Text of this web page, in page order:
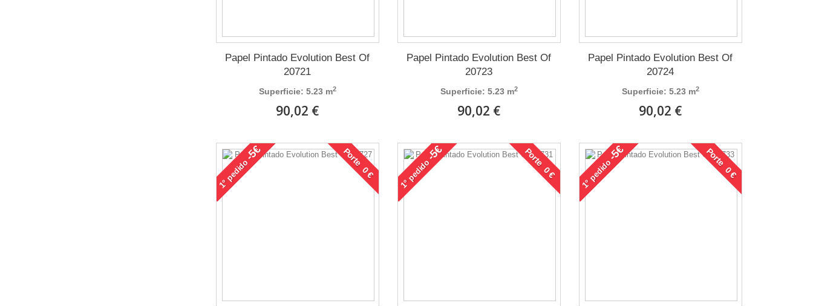
Papel Pintado Evolution Best Of
20721
Superficie: 5.23 m2
90,02 €
Papel Pintado Evolution Best Of
20723
Superficie: 5.23 m2
90,02 €
Papel Pintado Evolution Best Of
20724
Superficie: 5.23 m2
90,02 €
1°
pedido
-5€ Porte 0 €
1°
pedido
-5€ Porte 0 €
1°
pedido
-5€ Porte 0 €